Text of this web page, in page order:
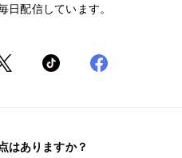
日配信しています。
はありますか？